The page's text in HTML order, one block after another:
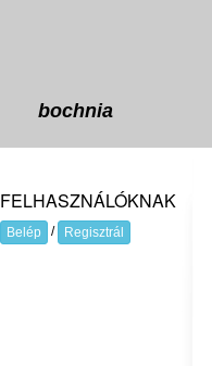
bochnia
FELHASZNÁLÓKNAK
Belép / Regisztrál